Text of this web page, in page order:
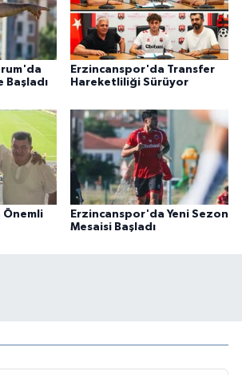
Başladı
Erzincanspor'da Transfer
Hareketliliği Sürüyor
Önemli
Erzincanspor'da Yeni Sezon
Mesaisi Başladı